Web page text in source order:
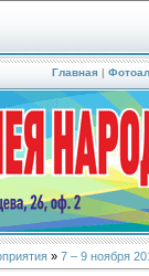
Главная |
» 7 – 9 ноября